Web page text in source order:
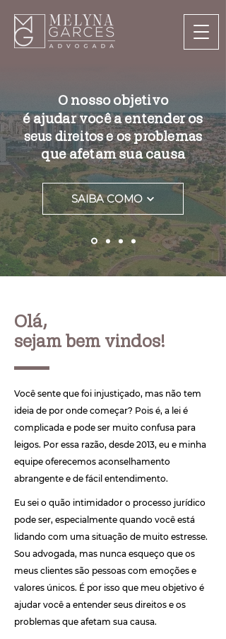
O nosso objetivo
é ajudar você a entender os
seus direitos e os problemas
que afetam sua causa
SAIBA COMO
Olá,
sejam bem vindos!
Você sente que foi injustiçado, mas não tem
ideia de por onde começar? Pois é, a lei é
complicada e pode ser muito confusa para
leigos. Por essa razão, desde 2013, eu e minha
equipe oferecemos aconselhamento
abrangente e de fácil entendimento.
Eu sei o quão intimidador o processo jurídico
pode ser, especialmente quando você está
lidando com uma situação de muito estresse.
Sou advogada, mas nunca esqueço que os
meus clientes são pessoas com emoções e
valores únicos. É por isso que meu objetivo é
ajudar você a entender seus direitos e os
problemas que afetam sua causa.